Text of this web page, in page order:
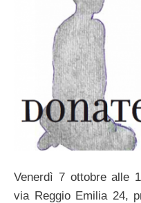
Venerdì 7 ottobre alle
via Reggio Emilia 24,